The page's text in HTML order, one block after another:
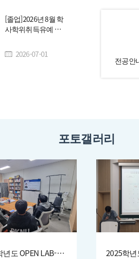
[졸업]2026년 8월 학
사학위취득유예 및
2026-07-01
전공안
포토갤러리
2025학년도 OPEN LAB-ATMOS:OPEN ②(2025. 11. 12.)